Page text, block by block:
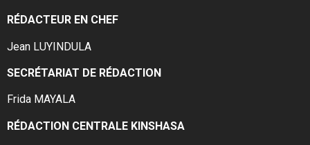
RÉDACTEUR EN CHEF
Jean LUYINDULA
SECRÉTARIAT DE RÉDACTION
Frida MAYALA
RÉDACTION CENTRALE KINSHASA